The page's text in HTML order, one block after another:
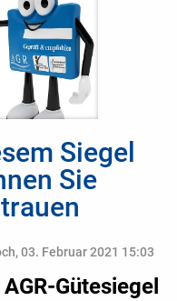
Siegel
Sie
03. Februar 2021 15:03
Gütesiegel